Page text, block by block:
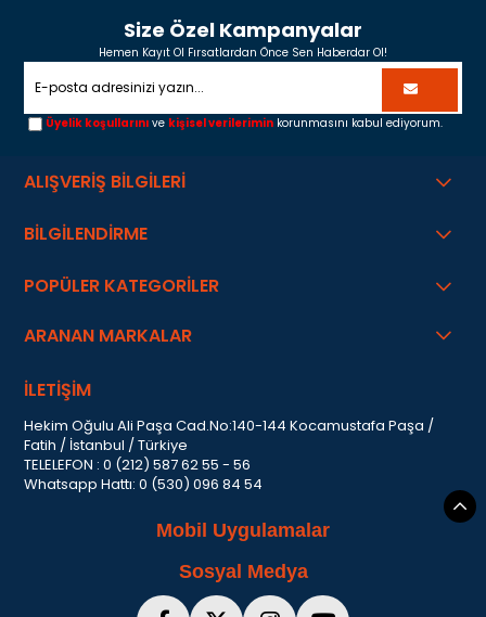
Size Özel Kampanyalar
Hemen Kayıt Ol Fırsatlardan Önce Sen Haberdar Ol!
Üyelik koşullarını ve kişisel verilerimin korunmasını kabul ediyorum.
ALIŞVERİŞ BİLGİLERİ
BİLGİLENDİRME
POPÜLER KATEGORİLER
ARANAN MARKALAR
İLETİŞİM
Hekim Oğulu Ali Paşa Cad.No:140-144 Kocamustafa Paşa /
Fatih / İstanbul / Türkiye
TELELEFON : 0 (212) 587 62 55 - 56
Whatsapp Hattı: 0 (530) 096 84 54
Mobil Uygulamalar
Sosyal Medya